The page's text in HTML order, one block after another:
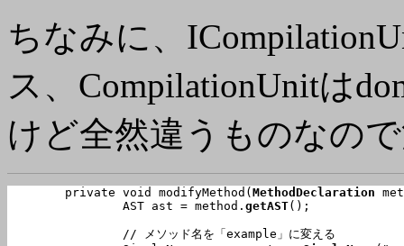
ちなみに、
ス、CompilationUnitは
けど全然違うものなの
	private void
modifyMethod ( MethodDeclaration
		AST ast = method.
getAST();